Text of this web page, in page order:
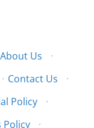
About Us
·
· Contact Us
·
Policy
·
Policy
·